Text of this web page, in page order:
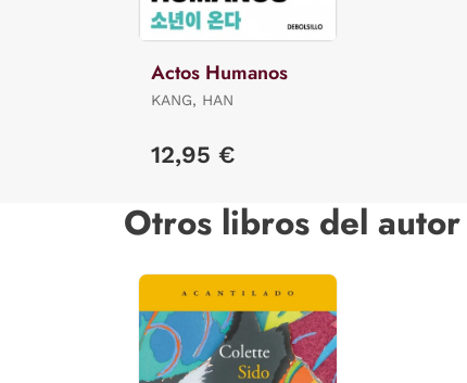
Actos Humanos
KANG, HAN
12,95 €
Otros libros del autor